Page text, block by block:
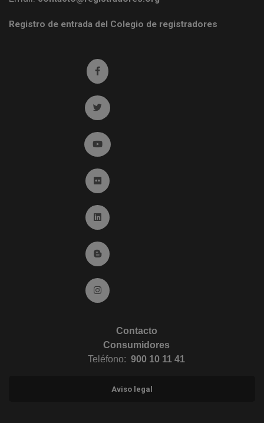
Registro de entrada del Colegio de registradores
Ir a facebook (abre en ventana nueva)
Ir a twitter (abre en ventana nueva)
Ir a YouTube (abre en ventana nueva)
Ir a Flickr (abre en ventana nueva)
Ir a Linkedin (abre en ventana nueva)
Ir al Blog (abre en ventana nueva)
Ir a Instagram (abre en ventana nueva)
Contacto
Consumidores
Teléfono: 900 10 11 41
Aviso legal